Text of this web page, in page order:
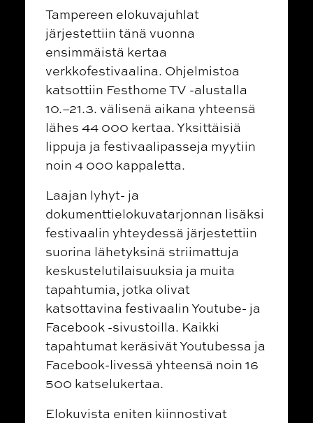
Tampereen elokuvajuhlat
järjestettiin tänä vuonna
ensimmäistä kertaa
verkkofestivaalina. Ohjelmistoa
katsottiin Festhome TV -alustalla
10.–21.3. välisenä aikana yhteensä
lähes 44 000 kertaa. Yksittäisiä
lippuja ja festivaalipasseja myytiin
noin 4 000 kappaletta.
Laajan lyhyt- ja
dokumenttielokuvatarjonnan lisäksi
festivaalin yhteydessä järjestettiin
suorina lähetyksinä striimattuja
keskustelutilaisuuksia ja muita
tapahtumia, jotka olivat
katsottavina festivaalin Youtube- ja
Facebook -sivustoilla. Kaikki
tapahtumat keräsivät Youtubessa ja
Facebook-livessä yhteensä noin 16
500 katselukertaa.
Elokuvista eniten kiinnostivat